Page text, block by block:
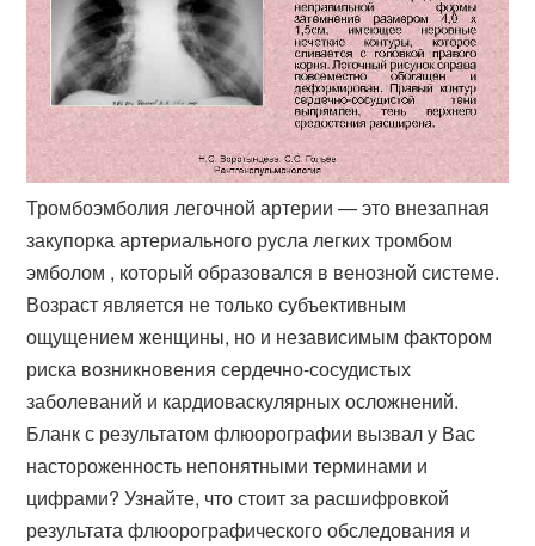
Тромбоэмболия легочной артерии — это внезапная
закупорка артериального русла легких тромбом
эмболом , который образовался в венозной системе.
Возраст является не только субъективным
ощущением женщины, но и независимым фактором
риска возникновения сердечно-сосудистых
заболеваний и кардиоваскулярных осложнений.
Бланк с результатом флюорографии вызвал у Вас
настороженность непонятными терминами и
цифрами? Узнайте, что стоит за расшифровкой
результата флюорографического обследования и